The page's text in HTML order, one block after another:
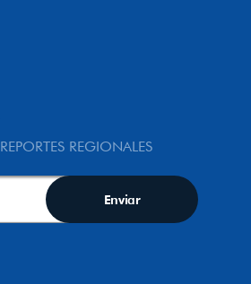
REPORTES REGIONALES